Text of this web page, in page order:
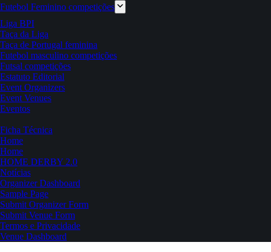
Futebol Feminino competições
Liga BPI
Taça da Liga
Taça de Portugal feminina
Futebol masculino competições
Futsal competições
Estatuto Editorial
Event Organizers
Event Venues
Eventos
Ficha Técnica
Home
Home
HOME DERBY 2.0
Notícias
Organizer Dashboard
Sample Page
Submit Organizer Form
Submit Venue Form
Termos e Privacidade
Venue Dashboard